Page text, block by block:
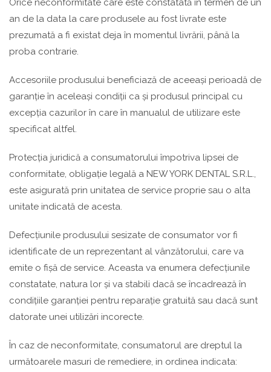
Orice neconformitate care este constatată în termen de un
an de la data la care produsele au fost livrate este
prezumată a fi existat deja în momentul livrării, până la
proba contrarie.
Accesoriile produsului beneficiază de aceeași perioadă de
garanție în aceleași condiții ca și produsul principal cu
excepția cazurilor în care în manualul de utilizare este
specificat altfel.
Protecția juridică a consumatorului împotriva lipsei de
conformitate, obligație legală a NEW YORK DENTAL S.R.L.,
este asigurată prin unitatea de service proprie sau o alta
unitate indicată de acesta.
Defecțiunile produsului sesizate de consumator vor fi
identificate de un reprezentant al vânzătorului, care va
emite o fișă de service. Aceasta va enumera defecțiunile
constatate, natura lor și va stabili dacă se încadrează în
condițiile garanției pentru reparație gratuită sau dacă sunt
datorate unei utilizări incorecte.
În caz de neconformitate, consumatorul are dreptul la
următoarele masuri de remediere, in ordinea indicata: